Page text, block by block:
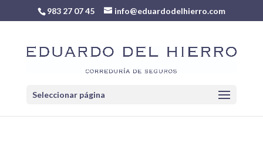
983 27 07 45 info@eduardodelhierro.com
Seleccionar página